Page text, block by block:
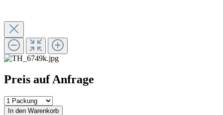
Preis auf Anfrage
In den Warenkorb